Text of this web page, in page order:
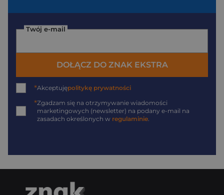
Twój e-mail
DOŁĄCZ DO ZNAK EKSTRA
*Akceptujępolitykę prywatności
*Zgadzam się na otrzymywanie wiadomości
marketingowych (newsletter) na podany e-mail na
zasadach określonych w regulaminie